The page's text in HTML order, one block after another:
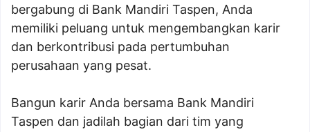
bergabung di Bank Mandiri Taspen, Anda
memiliki peluang untuk mengembangkan karir
dan berkontribusi pada pertumbuhan
perusahaan yang pesat.
Bangun karir Anda bersama Bank Mandiri
Taspen dan jadilah bagian dari tim yang